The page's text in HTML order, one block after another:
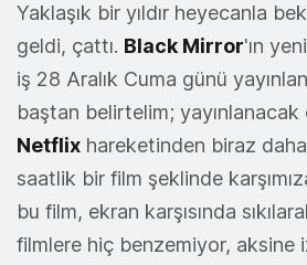
Yaklaşık bir yıldır heyecanla
geldi, çattı. Black Mirror'ın
iş 28 Aralık Cuma günü
baştan belirtelim;
Netflix hareketinden biraz
saatlik bir film şeklinde
bu film, ekran karşısında
filmlere hiç benzemiyor, aksine